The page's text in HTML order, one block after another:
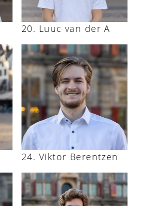
Luuc van der A
Viktor Berentzen